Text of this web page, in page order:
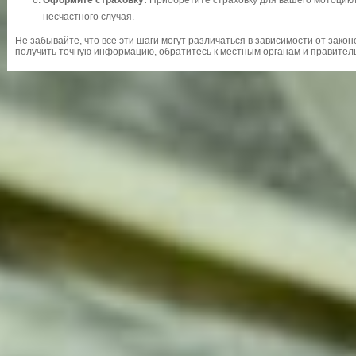
несчастного случая.
Не забывайте, что все эти шаги могут различаться в зависимости от
получить точную информацию, обратитесь к местным органам и